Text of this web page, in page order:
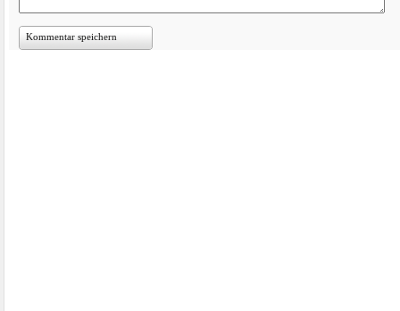
Kommentar speichern